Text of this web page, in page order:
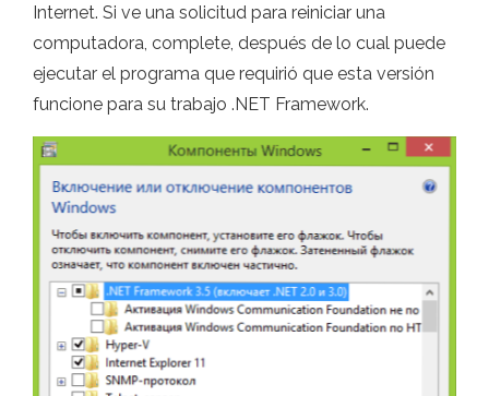
Internet. Si ve una solicitud para reiniciar una
computadora, complete, después de lo cual puede
ejecutar el programa que requirió que esta versión
funcione para su trabajo .NET Framework.